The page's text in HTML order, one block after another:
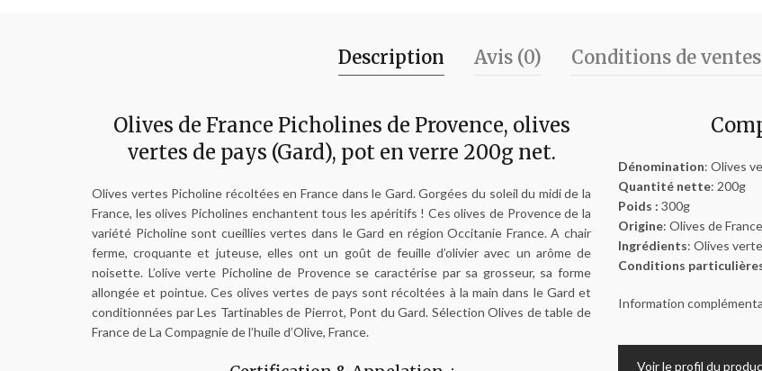
Description Avis (0) Conditions de
Olives de France Picholines de Provence, olives
vertes de pays (Gard), pot en verre 200g net.
Olives vertes Picholine récoltées en France dans le Gard. Gorgées du soleil du midi de la
France, les olives Picholines enchantent tous les apéritifs ! Ces olives de Provence de la
variété Picholine sont cueillies vertes dans le Gard en région Occitanie France. A chair
ferme, croquante et juteuse, elles ont un goût de feuille d’olivier avec un arôme de
noisette. L’olive verte Picholine de Provence se caractérise par sa grosseur, sa forme
allongée et pointue. Ces olives vertes de pays sont récoltées à la main dans le Gard et
conditionnées par Les Tartinables de Pierrot, Pont du Gard. Sélection Olives de table de
France de La Compagnie de l’huile d’Olive, France.
Dénomination: Olives
Quantité nette: 200g
Poids : 300g
Origine: Olives de
Ingrédients: Olives
Conditions
Information
Voir le profil du